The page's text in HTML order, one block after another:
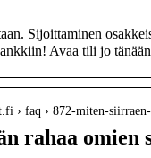
Sijoittaminen
Avaa tili jo
› faq › 872-miten-siirraen-
rahaa omien